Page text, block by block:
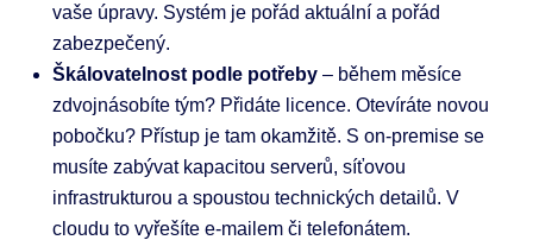
vaše úpravy. Systém je pořád aktuální a pořád
zabezpečený.
Škálovatelnost podle potřeby – během měsíce
zdvojnásobíte tým? Přidáte licence. Otevíráte novou
pobočku? Přístup je tam okamžitě. S on-premise se
musíte zabývat kapacitou serverů, síťovou
infrastrukturou a spoustou technických detailů. V
cloudu to vyřešíte e-mailem či telefonátem.